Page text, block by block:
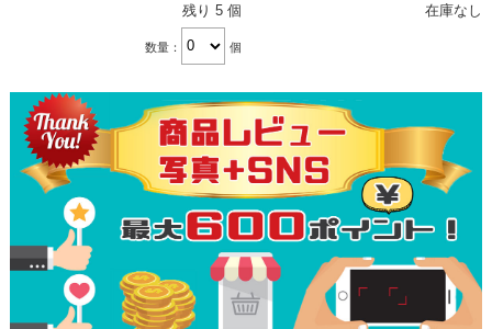
残り 5 個
数量： 個
在庫なし